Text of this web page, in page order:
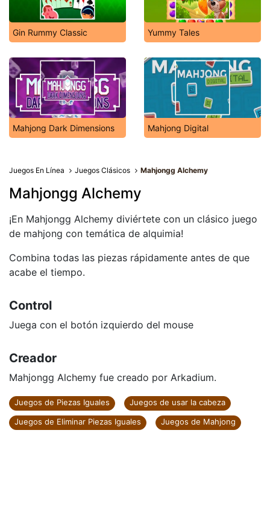
Gin Rummy Classic Yummy Tales
Mahjong Dark Dimensions Mahjong Digital
Juegos En Línea Juegos Clásicos Mahjongg Alchemy
Mahjongg Alchemy
¡En Mahjongg Alchemy diviértete con un clásico juego
de mahjong con temática de alquimia!
Combina todas las piezas rápidamente antes de que
acabe el tiempo.
Control
Juega con el botón izquierdo del mouse
Creador
Mahjongg Alchemy fue creado por Arkadium.
Juegos de Piezas Iguales
Juegos de usar la cabeza
Juegos de Eliminar Piezas Iguales
Juegos de Mahjong